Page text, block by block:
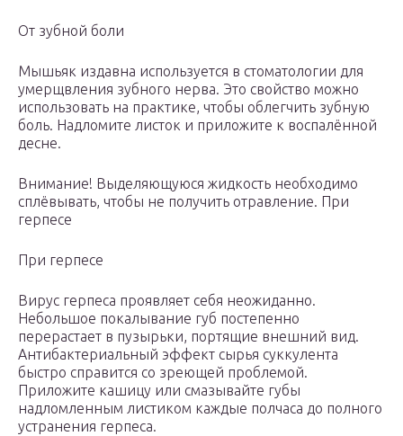
От зубной боли
Мышьяк издавна используется в стоматологии для
умерщвления зубного нерва. Это свойство можно
использовать на практике, чтобы облегчить зубную
боль. Надломите листок и приложите к воспалённой
десне.
Внимание! Выделяющуюся жидкость необходимо
сплёвывать, чтобы не получить отравление. При
герпесе
При герпесе
Вирус герпеса проявляет себя неожиданно.
Небольшое покалывание губ постепенно
перерастает в пузырьки, портящие внешний вид.
Антибактериальный эффект сырья суккулента
быстро справится со зреющей проблемой.
Приложите кашицу или смазывайте губы
надломленным листиком каждые полчаса до полного
устранения герпеса.